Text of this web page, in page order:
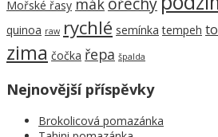
Mořské řasy
quinoa raw rychlé semínka tempeh
zima čočka řepa špalda
Nejnovější příspěvky
Brokolicová pomazánka